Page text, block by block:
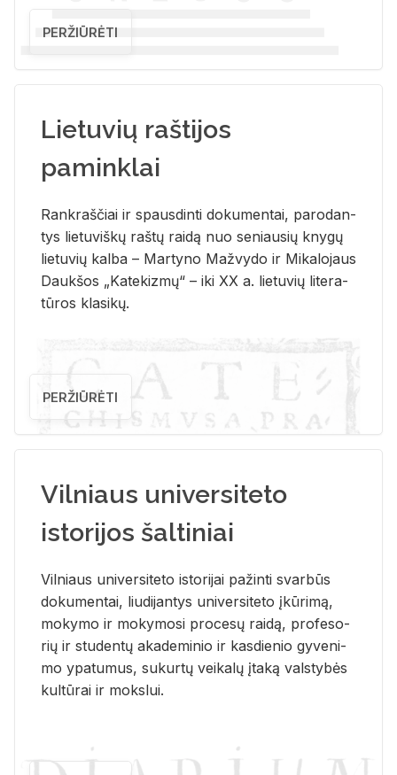
PERŽIŪRĖTI
Lietuvių raštijos
paminklai
Rank­raš­čiai ir spaus­din­ti do­ku­men­tai, pa­ro­dan­
tys lie­tu­viš­kų raš­tų rai­dą nuo se­niau­sių kny­gų
lie­tu­vių kal­ba – Mar­ty­no Ma­žvy­do ir Mi­ka­lo­jaus
Dauk­šos „Ka­te­kiz­mų“ – iki XX a. lie­tu­vių li­te­ra­
tū­ros kla­si­kų.
PERŽIŪRĖTI
Vilniaus universiteto
istorijos šaltiniai
Vil­niaus uni­ver­si­te­to is­to­ri­jai pa­žin­ti svar­būs
do­ku­men­tai, liu­di­jan­tys uni­ver­si­te­to įkū­ri­mą,
mo­ky­mo ir mo­ky­mo­si pro­ce­sų rai­dą, pro­fe­so­
rių ir stu­den­tų aka­de­mi­nio ir kas­die­nio gy­ve­ni­
mo ypa­tu­mus, su­kur­tų vei­ka­lų įta­ką vals­ty­bės
kul­tū­rai ir moks­lui.